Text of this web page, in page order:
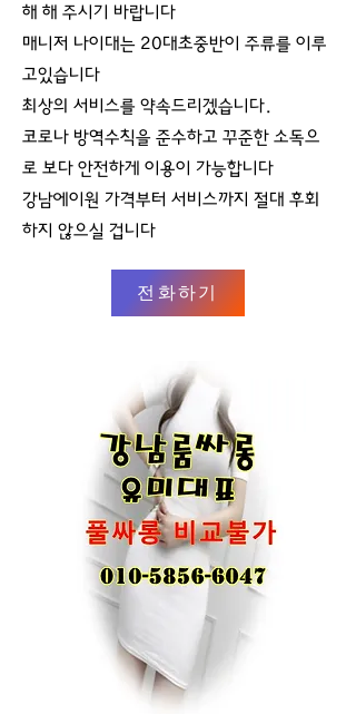
해 해 주시기 바랍니다
매니저 나이대는 20대초중반이 주류를 이루
고있습니다
최상의 서비스를 약속드리겠습니다.
코로나 방역수칙을 준수하고 꾸준한 소독으
로 보다 안전하게 이용이 가능합니다
강남에이원 가격부터 서비스까지 절대 후회
하지 않으실 겁니다
전화하기